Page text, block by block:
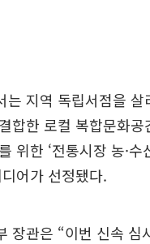
는 지역 독립서점을 살
합한 로컬 복합문화공
위한 ‘전통시장 농·수
어가 선정됐다.
장관은 “이번 신속 심